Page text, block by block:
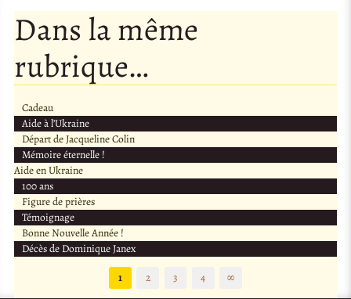
Dans la même
rubrique…
Cadeau
Aide à l’Ukraine
Départ de Jacqueline Colin
Mémoire éternelle !
Aide en Ukraine
100 ans
Figure de prières
Témoignage
Bonne Nouvelle Année !
Décès de Dominique Janex
1
2 3 4 ∞